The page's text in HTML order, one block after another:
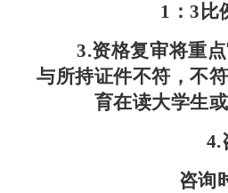
1：3比
3.资格复审将重
与所持证件不符，不
育在读大学生
4.
咨询